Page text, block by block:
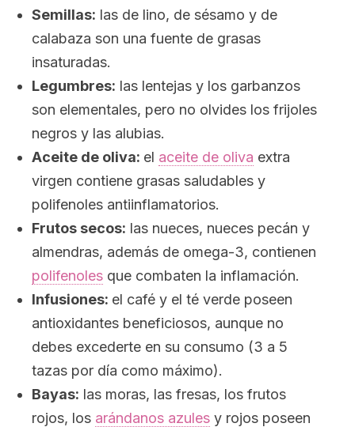
Semillas: las de lino, de sésamo y de
calabaza son una fuente de grasas
insaturadas.
Legumbres: las lentejas y los garbanzos
son elementales, pero no olvides los frijoles
negros y las alubias.
Aceite de oliva: el aceite de oliva extra
virgen contiene grasas saludables y
polifenoles antiinflamatorios.
Frutos secos: las nueces, nueces pecán y
almendras, además de omega-3, contienen
polifenoles que combaten la inflamación.
Infusiones: el café y el té verde poseen
antioxidantes beneficiosos, aunque no
debes excederte en su consumo (3 a 5
tazas por día como máximo).
Bayas: las moras, las fresas, los frutos
rojos, los arándanos azules y rojos poseen